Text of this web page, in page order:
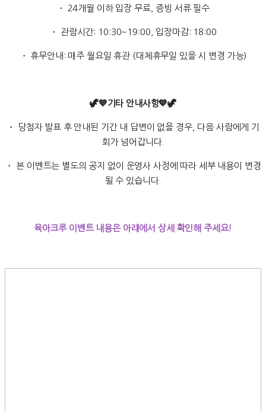
・ 24개월 이하 입장 무료, 증빙 서류 필수
・ 관람시간: 10:30~19:00, 입장마감: 18:00
・ 휴무안내: 매주 월요일 휴관 (대체휴무일 있을 시 변경 가능)
🦖💙기타 안내사항💙🦖
・ 당첨자 발표 후 안내된 기간 내 답변이 없을 경우, 다음 사람에게 기
회가 넘어갑니다.
・ 본 이벤트는 별도의 공지 없이 운영사 사정에 따라 세부 내용이 변경
될 수 있습니다.
육아크루 이벤트 내용은 아래에서 상세 확인해 주세요!